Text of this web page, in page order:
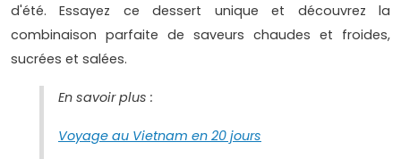
d'été. Essayez ce dessert unique et découvrez la
combinaison parfaite de saveurs chaudes et froides,
sucrées et salées.
En savoir plus :
Voyage au Vietnam en 20 jours